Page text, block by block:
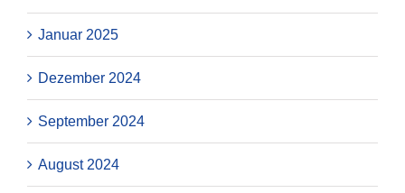
Januar 2025
Dezember 2024
September 2024
August 2024